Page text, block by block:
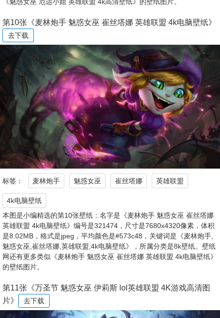
《魅惑女巫 厄运小姐 英雄联盟 4k高清壁纸》的壁纸图片。
第10张《麦林炮手 魅惑女巫 崔丝塔娜 英雄联盟 4k电脑壁纸》
去下载
标签： 麦林炮手 魅惑女巫 崔丝塔娜 英雄联盟
4k电脑壁纸
本图是小编精选的第10张壁纸：名字是《麦林炮手 魅惑女巫 崔丝塔娜
英雄联盟 4k电脑壁纸》编号是321474，尺寸是7680x4320像素，体积
是8.02MB，格式是jpeg，平均颜色是#573c48，关键词是《麦林炮手,
魅惑女巫,崔丝塔娜,英雄联盟,4k电脑壁纸》，所属分类是8k壁纸。壁纸
网还有更多类似《麦林炮手 魅惑女巫 崔丝塔娜 英雄联盟 4k电脑壁纸》
的壁纸图片。
第11张《万圣节 魅惑女巫 伊莉斯 lol英雄联盟 4K游戏高清图
片》
去下载